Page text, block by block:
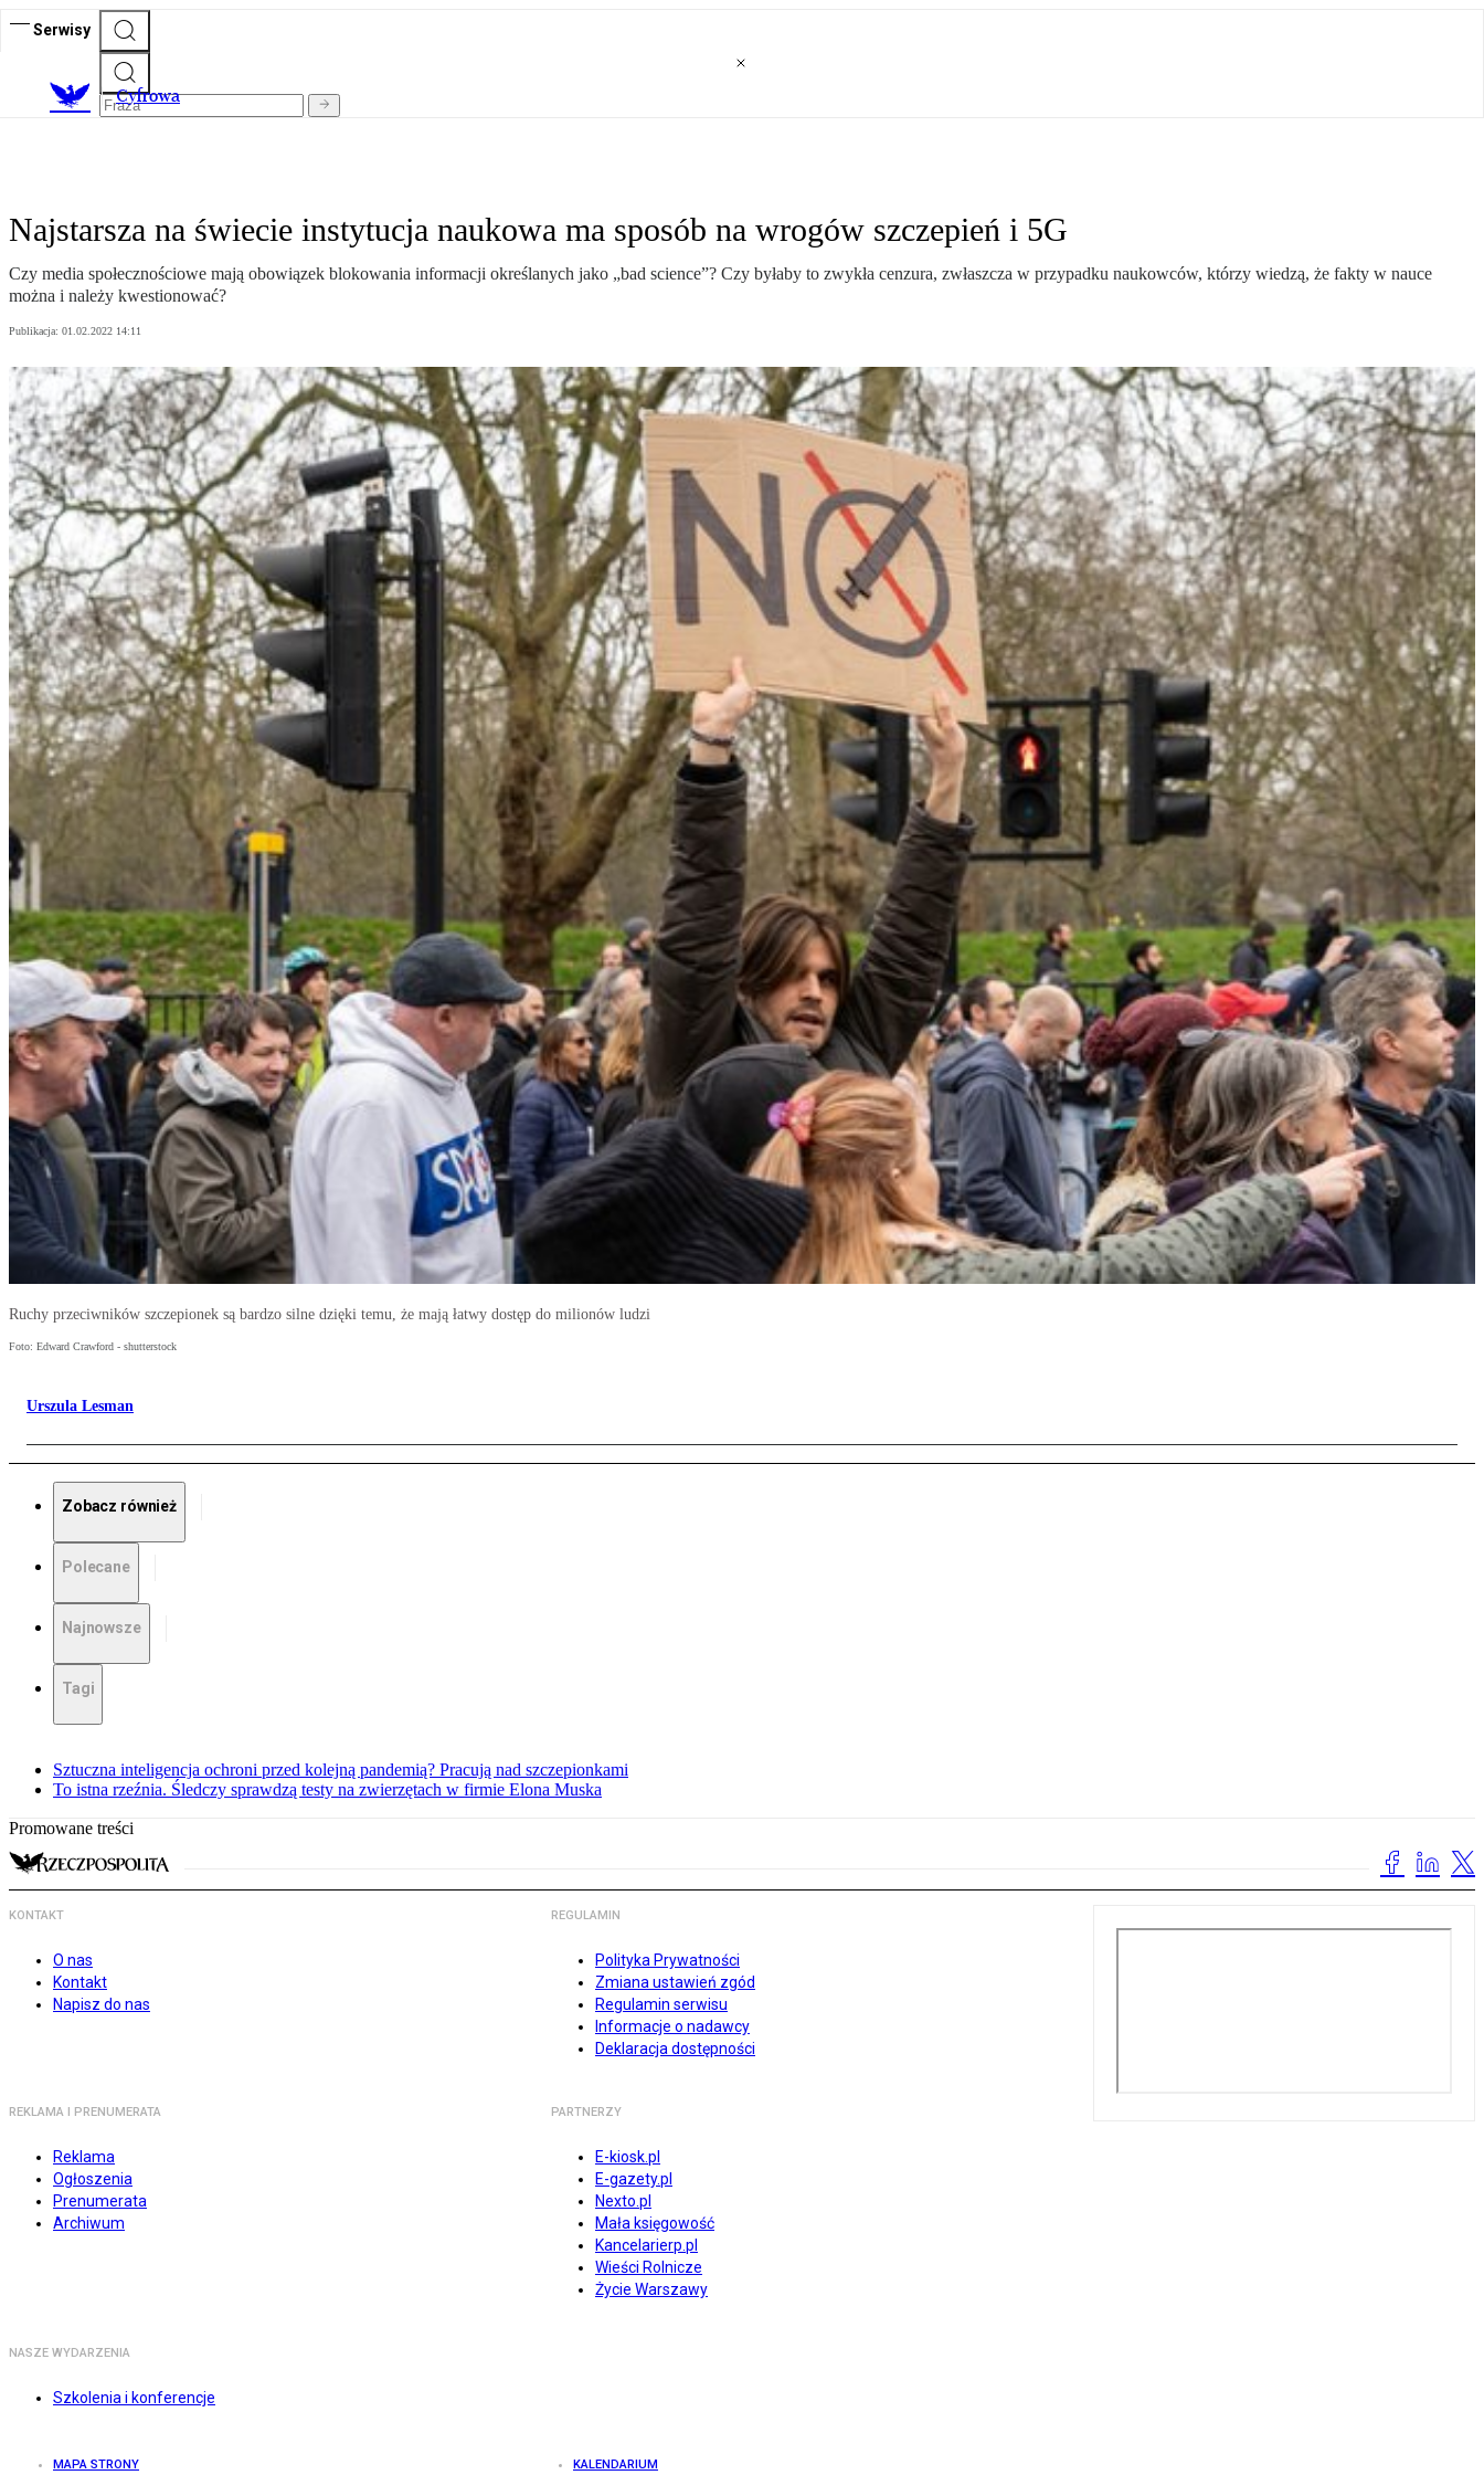
Serwisy
Cyfrowa
Najstarsza na świecie instytucja naukowa ma sposób na wrogów szczepień i 5G
Czy media społecznościowe mają obowiązek blokowania informacji określanych jako „bad science”? Czy byłaby to zwykła cenzura, zwłaszcza w przypadku naukowców, którzy wiedzą, że fakty w nauce
można i należy kwestionować?
Publikacja: 01.02.2022 14:11
Ruchy przeciwników szczepionek są bardzo silne dzięki temu, że mają łatwy dostęp do milionów ludzi
Foto: Edward Crawford - shutterstock
Urszula Lesman
Zobacz również
Polecane
Najnowsze
Tagi
Sztuczna inteligencja ochroni przed kolejną pandemią? Pracują nad szczepionkami
To istna rzeźnia. Śledczy sprawdzą testy na zwierzętach w firmie Elona Muska
Promowane treści
KONTAKT
O nas
Kontakt
Napisz do nas
REGULAMIN
Polityka Prywatności
Zmiana ustawień zgód
Regulamin serwisu
Informacje o nadawcy
Deklaracja dostępności
REKLAMA I PRENUMERATA
Reklama
Ogłoszenia
Prenumerata
Archiwum
PARTNERZY
E-kiosk.pl
E-gazety.pl
Nexto.pl
Mała księgowość
Kancelarierp.pl
Wieści Rolnicze
Życie Warszawy
NASZE WYDARZENIA
Szkolenia i konferencje
MAPA STRONY KALENDARIUM